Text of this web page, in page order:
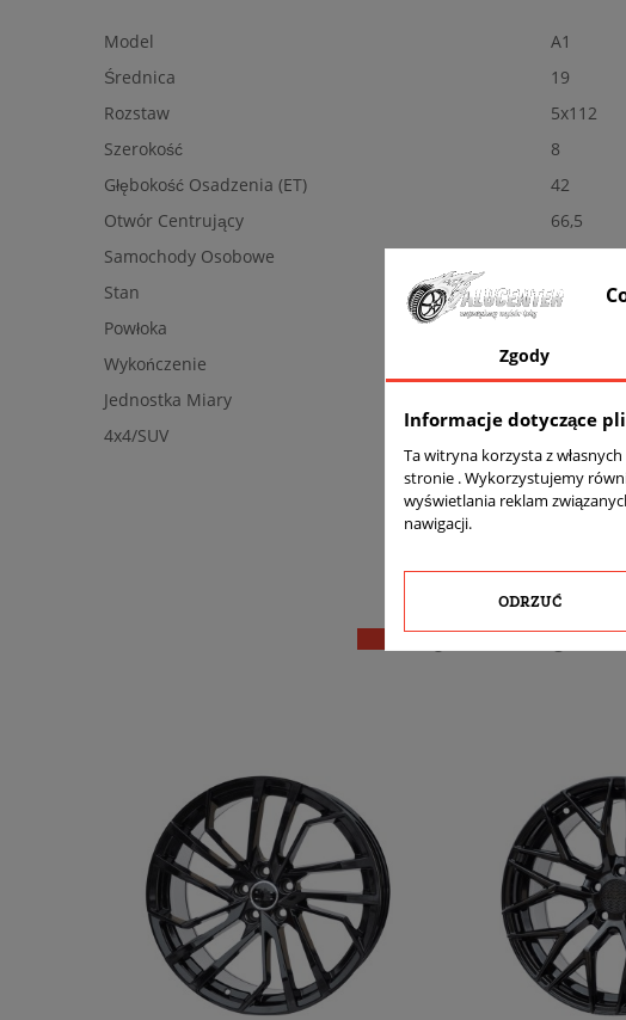
Model
A1
Średnica
19
Rozstaw
5x112
Szerokość
8
Głębokość Osadzenia (ET)
42
Otwór Centrujący
66,5
Samochody Osobowe
Tak
Stan
Nowe
Powłoka
Wykończenie
Jednostka Miary
4x4/SUV
Tak
16 INNYCH
Zgody
Informacje dotyczące
Ta witryna korzysta z
stronie . Wykorzystujemy
wyświetlania reklam
nawigacji.
ODRZUĆ